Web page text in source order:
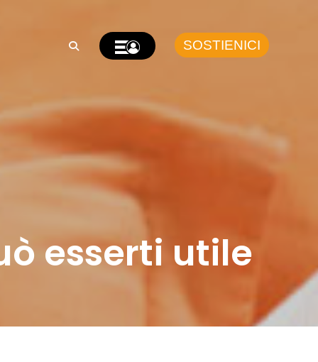
SOSTIENICI
esserti utile